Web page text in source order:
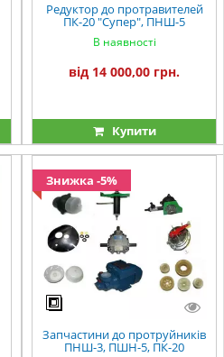
Редуктор до протравителей
ПК-20 "Супер", ПНШ-5
"Господар" и погрузчиков
НЗ-60
В наявності
від 14 000,00 грн.
Купити
Знижка -5%
Запчастини до протруйників
ПНШ-3, ПШН-5, ПК-20